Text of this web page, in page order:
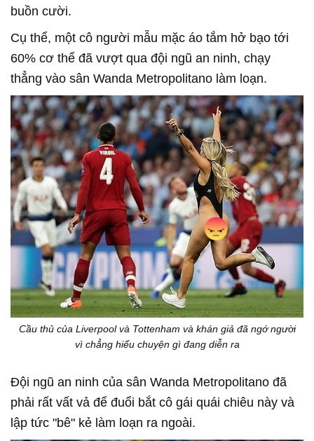
buồn cười.
Cụ thể, một cô người mẫu mặc áo tắm hở bạo tới
60% cơ thể đã vượt qua đội ngũ an ninh, chạy
thẳng vào sân Wanda Metropolitano làm loạn.
Cầu thủ của Liverpool và Tottenham và khán giả đã ngớ người
vì chẳng hiểu chuyện gì đang diễn ra
Đội ngũ an ninh của sân Wanda Metropolitano đã
phải rất vất vả để đuổi bắt cô gái quái chiêu này và
lập tức "bê" kẻ làm loạn ra ngoài.